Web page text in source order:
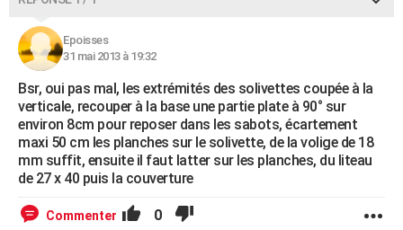
AVIS DE DÉCÈS
FORUM
Bricolage
Lifestyle
Culture
Sport
Auto
Television
Voyage
Cinema
Epoisses
31 mai 2013 à 19:32
Bsr, oui pas mal, les extrémités des solivettes coupée à la
verticale, recouper à la base une partie plate à 90° sur
environ 8cm pour reposer dans les sabots, écartement
maxi 50 cm les planches sur le solivette, de la volige de 18
mm suffit, ensuite il faut latter sur les planches, du liteau
de 27 x 40 puis la couverture
Commenter 0